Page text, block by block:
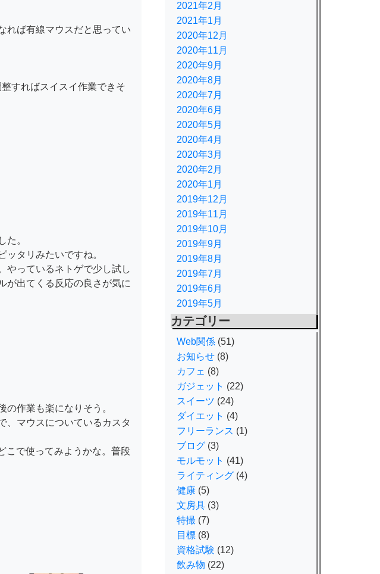
ば有線マウスだと思ってい
すればスイスイ作業できそ
た。
タリみたいですね。
やっているネトゲで少し試し
が出てくる反応の良さが気に
作業も楽になりそう。
、マウスについているカスタ
こで使ってみようかな。普段
2021年2月
2021年1月
2020年12月
2020年11月
2020年9月
2020年8月
2020年7月
2020年6月
2020年5月
2020年4月
2020年3月
2020年2月
2020年1月
2019年12月
2019年11月
2019年10月
2019年9月
2019年8月
2019年7月
2019年6月
2019年5月
カテゴリー
Web関係 (51)
お知らせ (8)
カフェ (8)
ガジェット (22)
スイーツ (24)
ダイエット (4)
フリーランス (1)
ブログ (3)
モルモット (41)
ライティング (4)
健康 (5)
文房具 (3)
特撮 (7)
目標 (8)
資格試験 (12)
飲み物 (22)